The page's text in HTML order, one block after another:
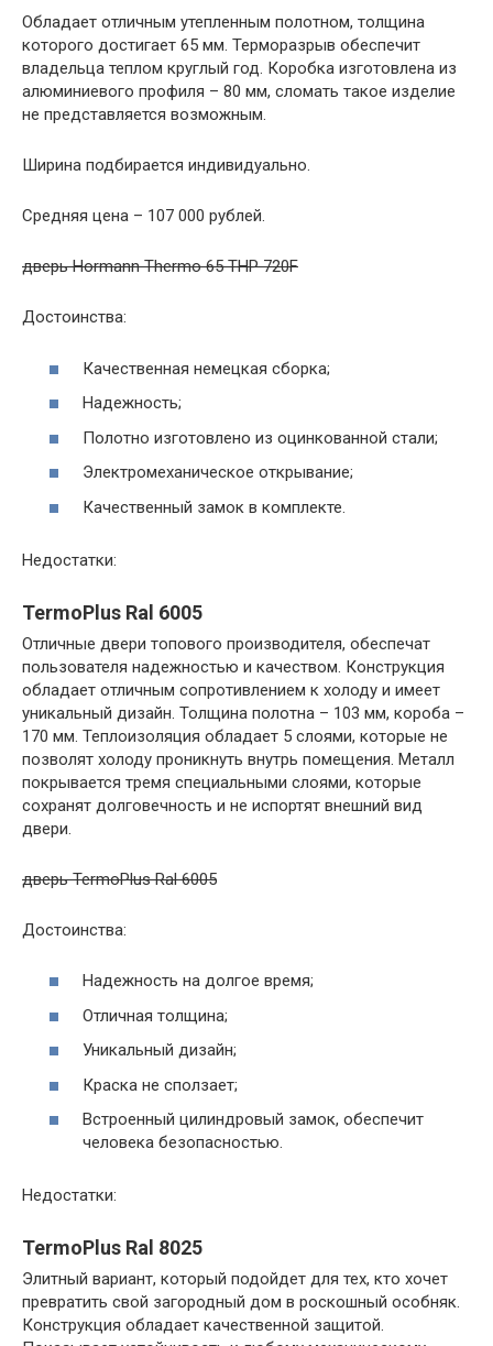
Обладает отличным утепленным полотном, толщина
которого достигает 65 мм. Терморазрыв обеспечит
владельца теплом круглый год. Коробка изготовлена из
алюминиевого профиля – 80 мм, сломать такое изделие
не представляется возможным.
Ширина подбирается индивидуально.
Средняя цена – 107 000 рублей.
дверь Hormann Thermo 65 THP 720F
Достоинства:
Качественная немецкая сборка;
Надежность;
Полотно изготовлено из оцинкованной стали;
Электромеханическое открывание;
Качественный замок в комплекте.
Недостатки:
TermoPlus Ral 6005
Отличные двери топового производителя, обеспечат
пользователя надежностью и качеством. Конструкция
обладает отличным сопротивлением к холоду и имеет
уникальный дизайн. Толщина полотна – 103 мм, короба –
170 мм. Теплоизоляция обладает 5 слоями, которые не
позволят холоду проникнуть внутрь помещения. Металл
покрывается тремя специальными слоями, которые
сохранят долговечность и не испортят внешний вид
двери.
дверь TermoPlus Ral 6005
Достоинства:
Надежность на долгое время;
Отличная толщина;
Уникальный дизайн;
Краска не сползает;
Встроенный цилиндровый замок, обеспечит
человека безопасностью.
Недостатки:
TermoPlus Ral 8025
Элитный вариант, который подойдет для тех, кто хочет
превратить свой загородный дом в роскошный особняк.
Конструкция обладает качественной защитой.